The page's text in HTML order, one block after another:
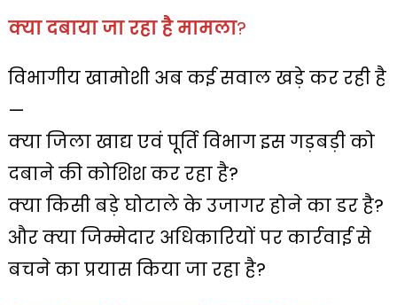
क्या दबाया जा रहा है मामला?
विभागीय खामोशी अब कई सवाल खड़े कर रही है
—
क्या जिला खाद्य एवं पूर्ति विभाग इस गड़बड़ी को
दबाने की कोशिश कर रहा है?
क्या किसी बड़े घोटाले के उजागर होने का डर है?
और क्या जिम्मेदार अधिकारियों पर कार्रवाई से
बचने का प्रयास किया जा रहा है?